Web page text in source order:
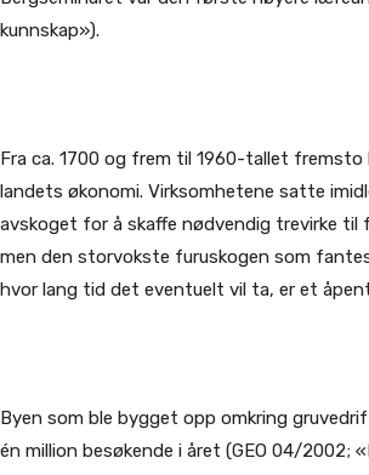
kunnskap»).
Fra ca. 1700 og frem til 1960-tallet
landets økonomi. Virksomhetene satte
avskoget for å skaffe nødvendig trevirke til
men den storvokste furuskogen som
hvor lang tid det eventuelt vil ta, er et
Byen som ble bygget opp omkring
én million besøkende i året (GEO 04/2002;